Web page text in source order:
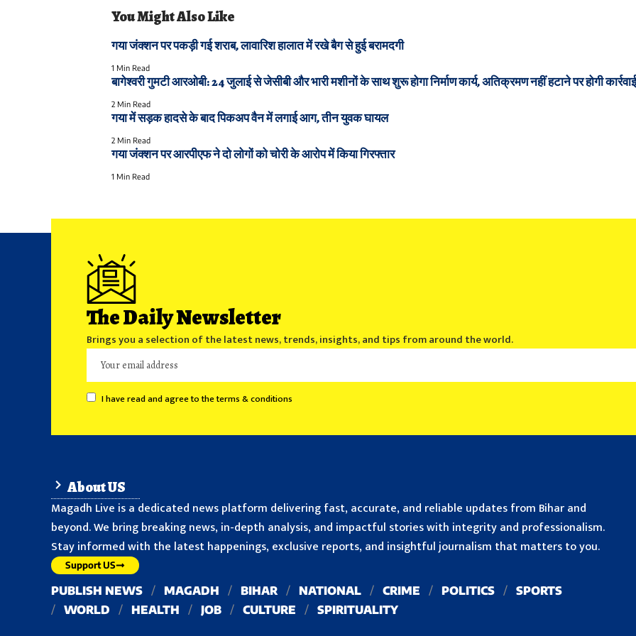
You Might Also Like
गया जंक्शन पर पकड़ी गई शराब, लावारिश हालात में रखे बैग से हुई बरामदगी
1 Min Read
बागेश्वरी गुमटी आरओबी: 24 जुलाई से जेसीबी और भारी मशीनों के साथ शुरू होगा निर्माण कार्य, अतिक्रमण नहीं हटाने पर होगी कार्रवाई
2 Min Read
गया में सड़क हादसे के बाद पिकअप वैन में लगाई आग, तीन युवक घायल
2 Min Read
गया जंक्शन पर आरपीएफ ने दो लोगों को चोरी के आरोप में किया गिरफ्तार
1 Min Read
The Daily Newsletter
Brings you a selection of the latest news, trends, insights, and tips from around the world.
I have read and agree to the terms & conditions
About US
Magadh Live is a dedicated news platform delivering fast, accurate, and reliable updates from Bihar and
beyond. We bring breaking news, in-depth analysis, and impactful stories with integrity and professionalism.
Stay informed with the latest happenings, exclusive reports, and insightful journalism that matters to you.
Support US
PUBLISH NEWS MAGADH BIHAR NATIONAL CRIME POLITICS
SPORTS
WORLD
HEALTH JOB CULTURE SPIRITUALITY